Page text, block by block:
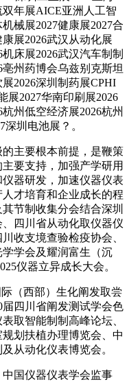
双年展AICE亚洲人工智
械展2027健康展2027合
展2026武汉从动化展
床展2026武汉汽车制制
亳州药博会乌兹别克斯坦
2026深圳制药展CPHI
展2027华南印刷展2026
州低空经济展2026杭州
圳电池展？。
主要根本前提，是鞭策
要支持，加强产学研用
器研发，加速仪器仪表
才培育和企业成长的程
节制收集分会结合深圳
四川省从动化取仪器仪
收支境查验检疫协会、
学会及耀润富生（沉
仪器立异成长大会。
（西部）生化阐发取尝
四川省阐发测试学会色
取智能制制高峰论坛、
划扶植办理博览会、中
从动化仪表博览会。
国仪器仪表学会监事